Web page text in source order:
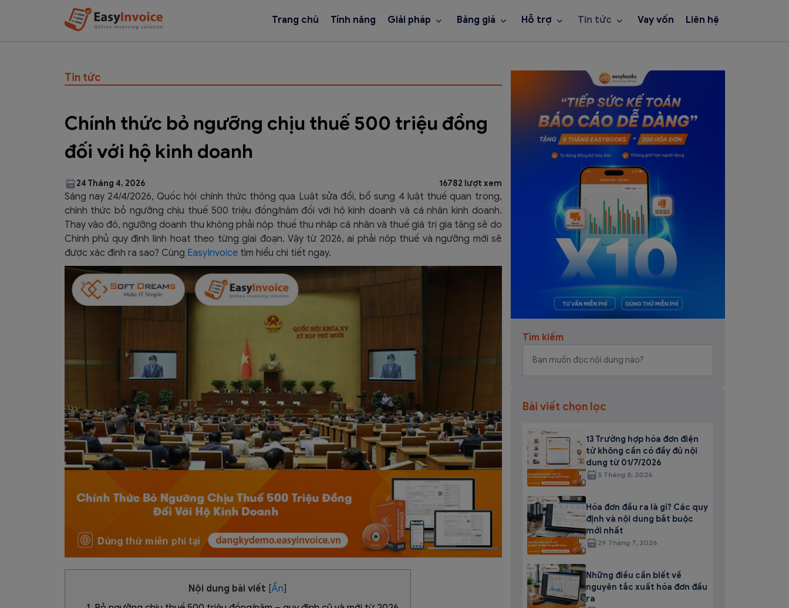
Trang chủ Tính năng Giải pháp Bảng giá Hỗ trợ Tin tức Vay vốn Liên hệ
Tin tức
Chính thức bỏ ngưỡng chịu thuế 500 triệu đồng
đối với hộ kinh doanh
24 Tháng 4, 2026 16782 lượt xem
Sáng nay 24/4/2026, Quốc hội chính thức thông qua Luật sửa đổi, bổ sung 4 luật thuế quan trọng,
chính thức bỏ ngưỡng chịu thuế 500 triệu đồng/năm đối với hộ kinh doanh và cá nhân kinh doanh.
Thay vào đó, ngưỡng doanh thu không phải nộp thuế thu nhập cá nhân và thuế giá trị gia tăng sẽ do
Chính phủ quy định linh hoạt theo từng giai đoạn. Vậy từ 2026, ai phải nộp thuế và ngưỡng mới sẽ
được xác định ra sao? Cùng EasyInvoicetìm hiểu chi tiết ngay.
Nội dung bài viết [Ẩn]
Tìm kiếm
Bài viết chọn lọc
13 Trường hợp hóa đơn điện
tử không cần có đầy đủ nội
dung từ 01/7/2026
5 Tháng 8, 2026
Hóa đơn đầu ra là gì? Các quy
định và nội dung bắt buộc
mới nhất
29 Tháng 7, 2026
Những điều cần biết về
nguyên tắc xuất hóa đơn đầu
ra